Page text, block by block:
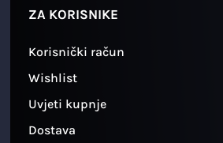
ZA KORISNIKE
Korisnički račun
Wishlist
Uvjeti kupnje
Dostava